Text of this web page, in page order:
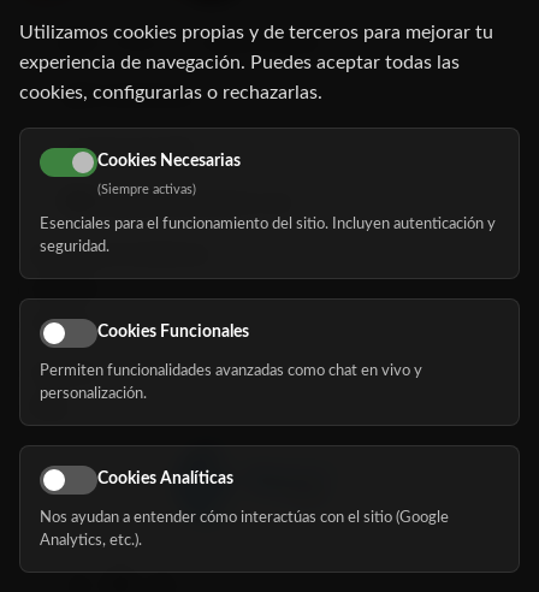
C/ Oruro, 11. 28016 Madrid
91 345 06 26
616 113 103
hola@mundomayor.com
Buscador de residencias
Eventos
Nosotros
Síguenos
Utilizamos cookies propias y de terceros para mejorar tu
experiencia de navegación. Puedes aceptar todas las
cookies, configurarlas o rechazarlas.
Cookies Necesarias
(Siempre activas)
Esenciales para el funcionamiento del sitio. Incluyen autenticación y
seguridad.
Cookies Funcionales
Permiten funcionalidades avanzadas como chat en vivo y
personalización.
Cookies Analíticas
Nos ayudan a entender cómo interactúas con el sitio (Google
Analytics, etc.).